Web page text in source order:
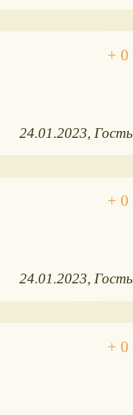
24.01.2023 Гость
24.01.2023 Гость